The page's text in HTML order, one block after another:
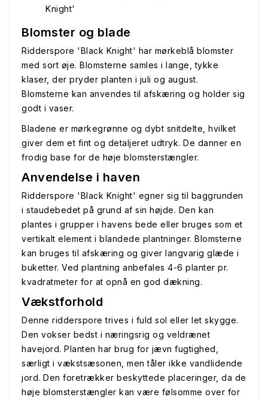
Knight'
Blomster og blade
Ridderspore 'Black Knight' har mørkeblå blomster
med sort øje. Blomsterne samles i lange, tykke
klaser, der pryder planten i juli og august.
Blomsterne kan anvendes til afskæring og holder sig
godt i vaser.
Bladene er mørkegrønne og dybt snitdelte, hvilket
giver dem et fint og detaljeret udtryk. De danner en
frodig base for de høje blomsterstængler.
Anvendelse i haven
Ridderspore 'Black Knight' egner sig til baggrunden
i staudebedet på grund af sin højde. Den kan
plantes i grupper i havens bede eller bruges som et
vertikalt element i blandede plantninger. Blomsterne
kan bruges til afskæring og giver langvarig glæde i
buketter. Ved plantning anbefales 4-6 planter pr.
kvadratmeter for at opnå en god dækning.
Vækstforhold
Denne ridderspore trives i fuld sol eller let skygge.
Den vokser bedst i næringsrig og veldrænet
havejord. Planten har brug for jævn fugtighed,
særligt i vækstsæsonen, men tåler ikke vandlidende
jord. Den foretrækker beskyttede placeringer, da de
høje blomsterstængler kan være følsomme over for